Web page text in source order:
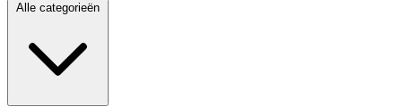
Alle categorieën